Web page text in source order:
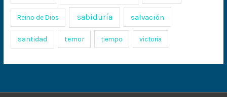
Reino de Dios sabiduría salvación
santidad temor tiempo victoria